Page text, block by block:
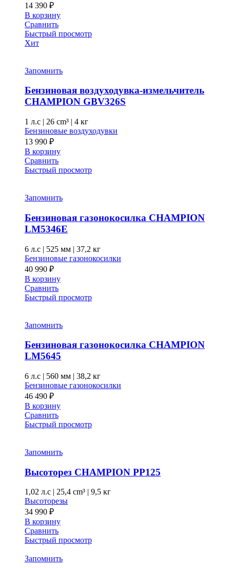
14 390 ₽
В корзину
Сравнить
Быстрый просмотр
Хит
Запомнить
Бензиновая воздуходувка-измельчитель
CHAMPION GВV326S
1 л.с | 26 cm³ | 4 кг
Бензиновые воздуходувки
13 990 ₽
В корзину
Сравнить
Быстрый просмотр
Запомнить
Бензиновая газонокосилка CHAMPION
LM5346E
6 л.с | 525 мм | 37,2 кг
Бензиновые газонокосилки
40 990 ₽
В корзину
Сравнить
Быстрый просмотр
Запомнить
Бензиновая газонокосилка CHAMPION
LM5645
6 л.с | 560 мм | 38,2 кг
Бензиновые газонокосилки
46 490 ₽
В корзину
Сравнить
Быстрый просмотр
Запомнить
Высоторез CHAMPION PP125
1,02 л.с | 25,4 cm³ | 9,5 кг
Высоторезы
34 990 ₽
В корзину
Сравнить
Быстрый просмотр
Запомнить